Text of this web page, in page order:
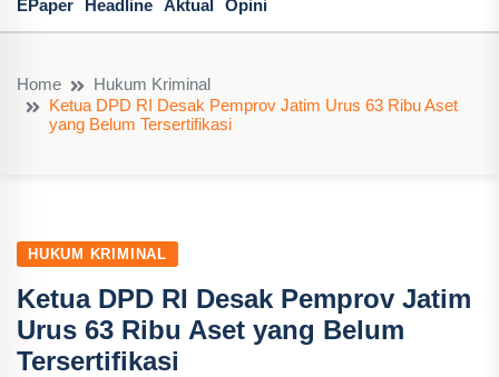
EPaper Headline Aktual Opini
Home
Hukum Kriminal
Ketua DPD RI Desak Pemprov Jatim Urus 63 Ribu Aset
yang Belum Tersertifikasi
HUKUM KRIMINAL
Ketua DPD RI Desak Pemprov Jatim
Urus 63 Ribu Aset yang Belum
Tersertifikasi